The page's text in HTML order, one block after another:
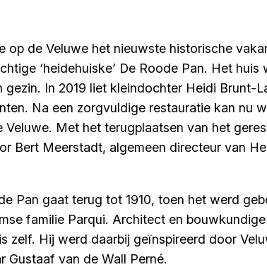
op de Veluwe het nieuwste historische
‘heidehuiske’ De Roode Pan. Het
gezin. In 2019 liet kleindochter Heidi Brunt-
Na een zorgvuldige restauratie kan nu
Met het terugplaatsen van het
Bert Meerstadt, algemeen directeur van
Pan gaat terug tot 1910, toen het werd
familie Parqui. Architect en
zelf. Hij werd daarbij geïnspireerd door
Gustaaf van de Wall Perné.